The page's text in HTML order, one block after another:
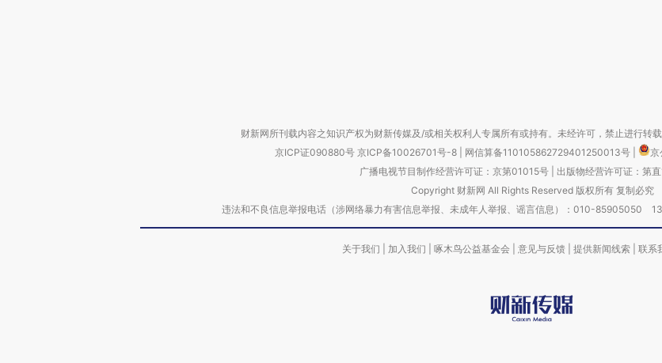
财新网所刊载内容之知识产权为财新传媒及/或相关权利人专属所有或持有。未经许可，禁止进行转
京ICP证090880号 京ICP备10026701号-8 网信算备110105862729401250013号
京
广播电视节目制作经营许可证：京第01015号| 出版物经营许可证：第
Copyright 财新网 All Rights Reserved 版权所有 复制必究
违法和不良信息举报电话（涉网络暴力有害信息举报、未成年人举报、谣言信息）：010-85905050
关于我们 加入我们 啄木鸟公益基金会 意见与反馈 提供新闻线索 联系